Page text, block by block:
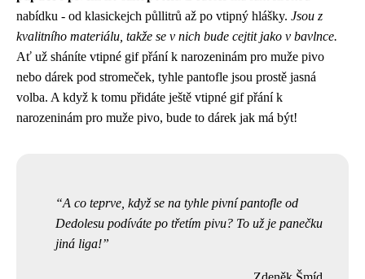
nabídku - od klasickejch půllitrů až po vtipný hlášky. Jsou z
kvalitního materiálu, takže se v nich bude cejtit jako v bavlnce.
Ať už sháníte vtipné gif přání k narozeninám pro muže pivo
nebo dárek pod stromeček, tyhle pantofle jsou prostě jasná
volba. A když k tomu přidáte ještě vtipné gif přání k
narozeninám pro muže pivo, bude to dárek jak má být!
A co teprve, když se na tyhle pivní pantofle od
Dedolesu podíváte po třetím pivu? To už je panečku
jiná liga!